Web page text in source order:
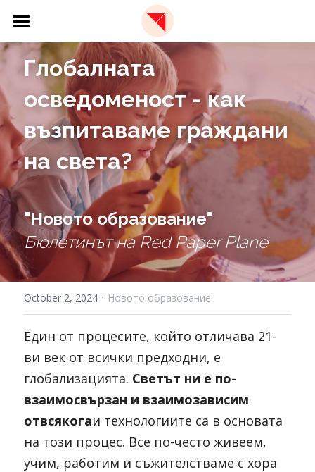
🏫 Образователна платформа
📩 Бюлетин
✈️ За нас
За Red Paper Plane
Екип
Фондация
🇬🇧 EN
Глобалната
осведоменост - как
възпитаваме граждани
на света?
"Новото образование"
Бюлетинът на Red Paper Plane
October 2, 2024 · Новото образование
Един от процесите, който отличава 21-
ви век от всички предходни, е
глобализацията. Светът ни е по-
взаимосвързан и взаимозависим
отвсякогаи технологиите са в основата
на този процес. Все по-често живеем,
учим, работим и съжителстваме с хора
STORE CATEGORIES
All Categories